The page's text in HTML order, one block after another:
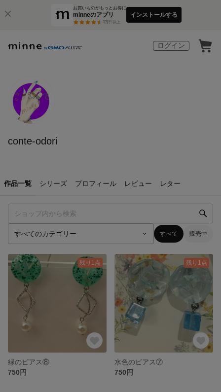
お買いものがもっとお得に
minneのアプリ
3万件以上
インストールする
ログイン
conte-odori
作品一覧 シリーズ プロフィール レビュー レター
すべて 販売中
残り1点
緑のピアス⑧
750円
残り1点
水色のピアス⑦
750円